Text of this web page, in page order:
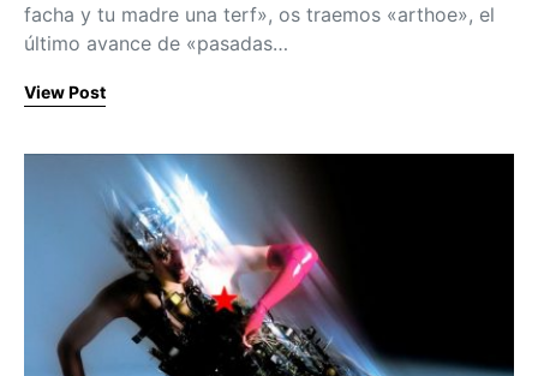
facha y tu madre una terf», os traemos «arthoe», el
último avance de «pasadas…
View Post